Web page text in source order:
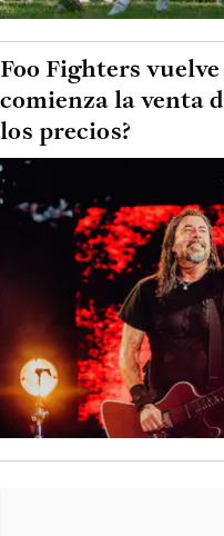
Foo Fighters
comienza la venta
los precios?